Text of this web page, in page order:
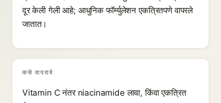
दूर केली गेली आहे; आधुनिक फॉर्म्युलेशन एकत्रितपणे वापरले
जातात।
कसे वापरावे
Vitamin C नंतर niacinamide लावा, किंवा एकत्रित